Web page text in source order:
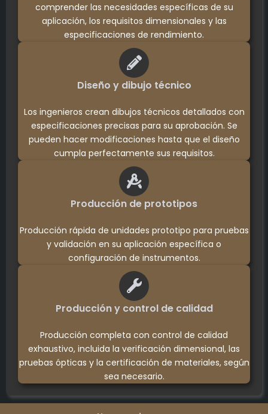
comprender las necesidades específicas de su
aplicación, los requisitos dimensionales y las
especificaciones de rendimiento.
Diseño y dibujo técnico
Los ingenieros crean dibujos técnicos detallados con
especificaciones precisas para su aprobación. Se
pueden hacer modificaciones hasta que el diseño
cumpla perfectamente sus requisitos.
Producción de prototipos
Producción rápida de unidades prototipo para pruebas
y validación en su aplicación específica o
configuración de instrumentos.
Producción y control de calidad
Producción completa con control de calidad
exhaustivo, incluida la verificación dimensional, las
pruebas ópticas y la certificación de materiales, según
sea necesario.